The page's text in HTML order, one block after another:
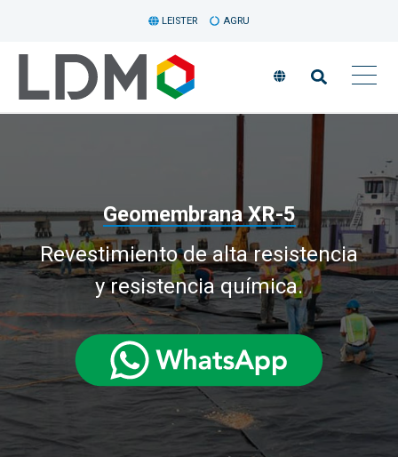
LEISTER AGRU
Geomembrana XR-5
Revestimiento de alta resistencia
y resistencia química.